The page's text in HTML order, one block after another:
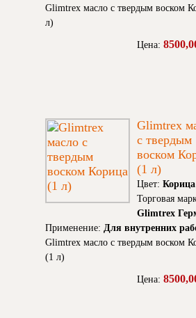
Glimtrex масло с твердым воском
л)
Цена:
Glimtrex
с твердым
воском
(1 л)
Цвет: Корица
Торговая
Glimtrex
Применение: Для внутренних
Glimtrex масло с твердым воском
(1 л)
Цена: